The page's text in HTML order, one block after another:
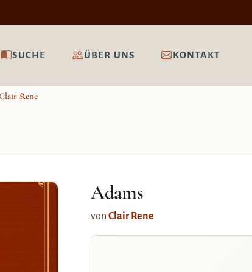
SUCHE ÜBER UNS KONTAKT
Rene
Adams
von Clair Rene